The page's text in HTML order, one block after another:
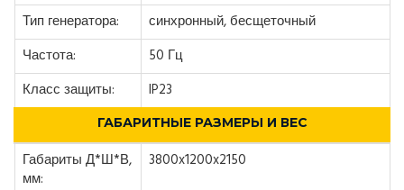
Тип генератора:
синхронный, бесщеточный
Частота:
50 Гц
Класс защиты:
IP23
ГАБАРИТНЫЕ РАЗМЕРЫ И ВЕС
Габариты Д*Ш*В,
мм:
3800x1200x2150